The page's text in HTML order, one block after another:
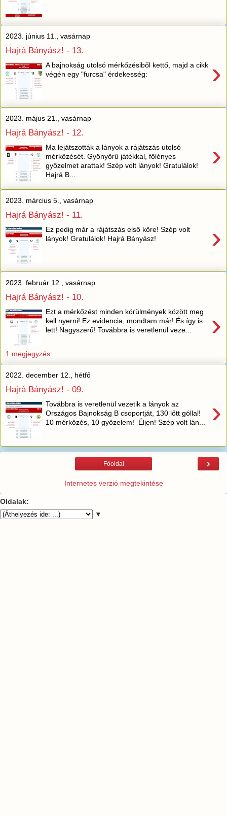
2023. június 11., vasárnap
Hajrá Bányász! - 13.
›
A bajnokság utolsó mérkőzésiből kettő, majd a cikk
végén egy "furcsa" érdekesség:
2023. május 21., vasárnap
Hajrá Bányász! - 12.
›
Ma lejátszották a lányok a rájátszás utolsó
mérkőzését. Gyönyörű játékkal, fölényes
győzelmet arattak! Szép volt lányok! Gratulálok!
Hajrá B...
2023. március 5., vasárnap
Hajrá Bányász! - 11.
›
Ez pedig már a rájátszás első köre! Szép volt
lányok! Gratulálok! Hajrá Bányász!
2023. február 12., vasárnap
Hajrá Bányász! - 10.
›
Ezt a mérkőzést minden körülmények között meg
kell nyerni! Ez evidencia, mondtam már! És így is
lett! Nagyszerű! Továbbra is veretlenül veze...
1 megjegyzés:
2022. december 12., hétfő
Hajrá Bányász! - 09.
›
Továbbra is veretlenül vezetik a lányok az
Országos Bajnokság B csoportját, 130 lőtt góllal!
10 mérkőzés, 10 győzelem! Éljen! Szép volt lán...
›
Főoldal
Internetes verzió megtekintése
Oldalak:
▼